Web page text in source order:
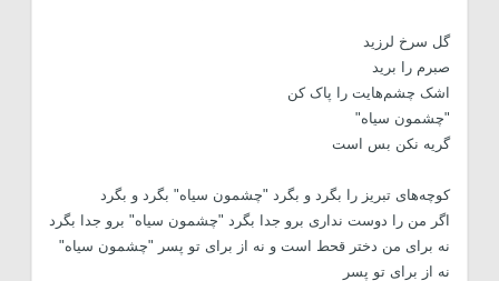
گل سرخ لرزید
صبرم را برید
اشک چشم‌هایت را پاک کن
"چشمون سیاه"
گریه نکن بس است
کوچه‌های تبریز را بگرد و بگرد "چشمون سیاه" بگرد و بگرد
اگر من را دوست نداری برو جدا بگرد "چشمون سیاه" برو جدا بگرد
نه برای من دختر قحط است و نه از برای تو پسر "چشمون سیاه"
نه از برای تو پسر